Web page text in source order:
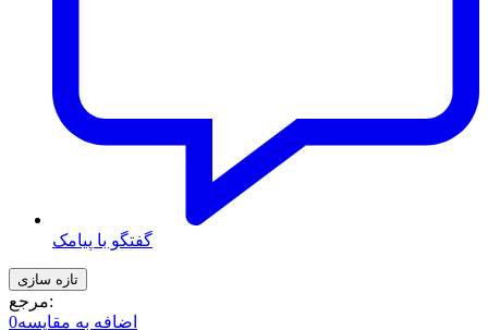
گفتگو با پیامک
مرجع:
اضافه به مقایسه0